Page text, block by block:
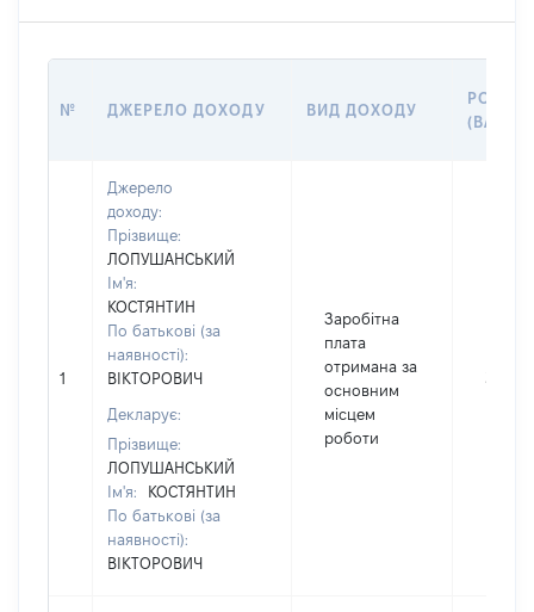
№ ДЖЕРЕЛО ДОХОДУ ВИД ДОХОДУ
РОЗМІР
1
Джерело
доходу:
Прізвище:
ЛОПУШАНСЬКИЙ
Ім'я:
КОСТЯНТИН
По батькові (за
наявності):
ВІКТОРОВИЧ
Декларує:
Прізвище:
ЛОПУШАНСЬКИЙ
Ім'я:
КОСТЯНТИН
По батькові (за
наявності):
ВІКТОРОВИЧ
Заробітна
плата
отримана за
основним
місцем
роботи